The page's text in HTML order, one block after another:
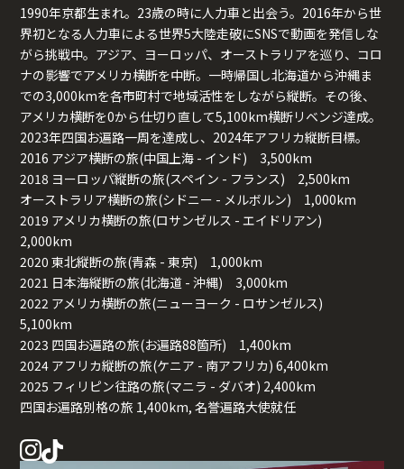
1990年京都生まれ。23歳の時に人力車と出会う。2016年から世
界初となる人力車による世界5大陸走破にSNSで動画を発信しな
がら挑戦中。アジア、ヨーロッパ、オーストラリアを巡り、コロ
ナの影響でアメリカ横断を中断。一時帰国し北海道から沖縄ま
での3,000kmを各市町村で地域活性をしながら縦断。その後、
アメリカ横断を0から仕切り直して5,100km横断リベンジ達成。
2023年四国お遍路一周を達成し、2024年アフリカ縦断目標。
2016 アジア横断の旅(中国上海 - インド) 3,500km
2018 ヨーロッパ縦断の旅(スペイン - フランス) 2,500km
オーストラリア横断の旅(シドニー - メルボルン) 1,000km
2019 アメリカ横断の旅(ロサンゼルス - エイドリアン)
2,000km
2020 東北縦断の旅(青森 - 東京) 1,000km
2021 日本海縦断の旅(北海道 - 沖縄) 3,000km
2022 アメリカ横断の旅(ニューヨーク - ロサンゼルス)
5,100km
2023 四国お遍路の旅(お遍路88箇所) 1,400km
2024 アフリカ縦断の旅(ケニア - 南アフリカ) 6,400km
2025 フィリピン往路の旅(マニラ - ダバオ) 2,400km
四国お遍路別格の旅 1,400km, 名誉遍路大使就任